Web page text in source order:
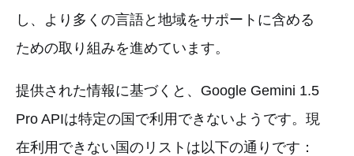
し、より多くの言語と地域をサポートに含める
ための取り組みを進めています。
提供された情報に基づくと、Google Gemini 1.5
Pro APIは特定の国で利用できないようです。現
在利用できない国のリストは以下の通りです：